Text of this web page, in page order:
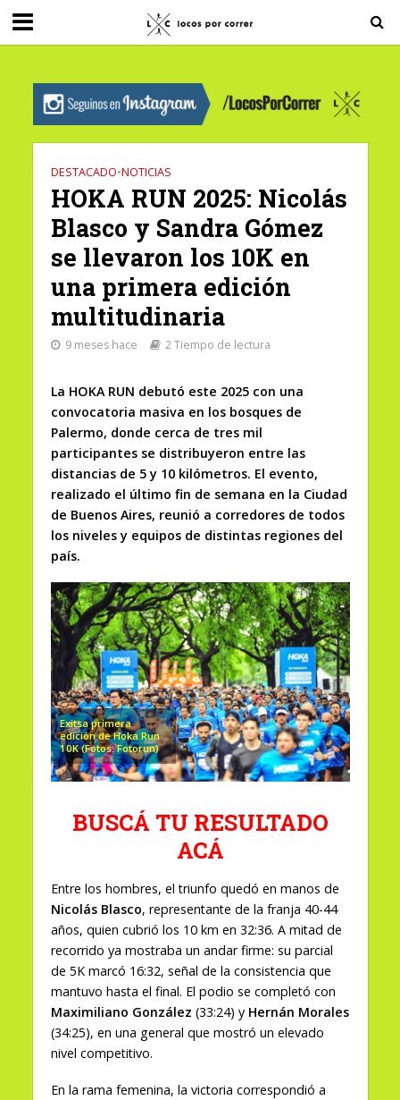
G-0X2PD3RFLV
DESTACADO•NOTICIAS
HOKA RUN 2025: Nicolás
Blasco y Sandra Gómez
se llevaron los 10K en
una primera edición
multitudinaria
9 meses hace 2 Tiempo de lectura
La HOKA RUN debutó este 2025 con una
convocatoria masiva en los bosques de
Palermo, donde cerca de tres mil
participantes se distribuyeron entre las
distancias de 5 y 10 kilómetros. El evento,
realizado el último fin de semana en la Ciudad
de Buenos Aires, reunió a corredores de todos
los niveles y equipos de distintas regiones del
país.
Exitsa primera
edición de Hoka Run
10K (Fotos: Fotorun)
BUSCÁ TU RESULTADO
ACÁ
Entre los hombres, el triunfo quedó en manos de
Nicolás Blasco, representante de la franja 40-44
años, quien cubrió los 10 km en 32:36. A mitad de
recorrido ya mostraba un andar firme: su parcial
de 5K marcó 16:32, señal de la consistencia que
mantuvo hasta el final. El podio se completó con
Maximiliano González (33:24) y Hernán Morales
(34:25), en una general que mostró un elevado
nivel competitivo.
En la rama femenina, la victoria correspondió a